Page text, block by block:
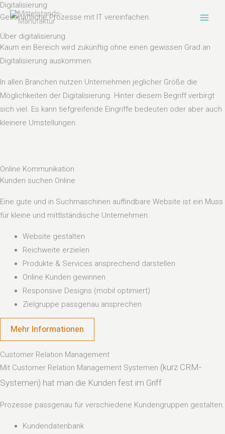
Zum
Inhalt
springen
Digitalisierung
Geschäftliche Prozesse mit IT vereinfachen.
Über digitalisierung
Kaum ein Bereich wird zukünftig ohne einen gewissen Grad an
Digitalisierung auskommen.
In allen Branchen nutzen Unternehmen jeglicher Größe die
Möglichkeiten der Digitalisierung. Hinter diesem Begriff verbirgt
sich viel. Es kann tiefgreifende Eingriffe bedeuten oder aber auch
kleinere Umstellungen.
Online Kommunikation
Kunden suchen Online
Eine gute und in Suchmaschinen auffindbare Website ist ein Muss
für kleine und mittlständische Unternehmen.
Website gestalten
Reichweite erzielen
Produkte & Services ansprechend darstellen
Online Kunden gewinnen
Responsive Designs (mobil optimiert)
Zielgruppe passgenau ansprechen
Mehr Informationen
Customer Relation Management
Mit Customer Relation Management Systemen (kurz CRM-
Systemen) hat man die Kunden fest im Griff
Prozesse passgenau für verschiedene Kundengruppen gestalten.
Kundendatenbank